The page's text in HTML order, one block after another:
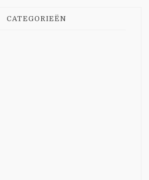
CATEGORIEËN